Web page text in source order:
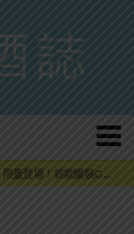
萬眾敲碗如期回歸！SUNMAI金色三麥3度攜手花蓮瓜農品牌「阿強西瓜」
三得利六ROKU琴酒旬系列「柚子雪見」限量登場！首款罐裝GIN SODA 10月同步上市
業再次迎來重磅利多
大摩DALMORE典藏珍稀年份系列全新力作，VINTAGE 2010攜手VINTAGE 2006